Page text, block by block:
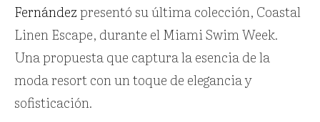
Fernándezpresentó su última colección, Coastal
Linen Escape, durante el Miami Swim Week.
Una propuesta que captura la esencia de la
moda resort con un toque de elegancia y
sofisticación.